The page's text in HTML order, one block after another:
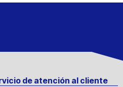
de atención al cliente